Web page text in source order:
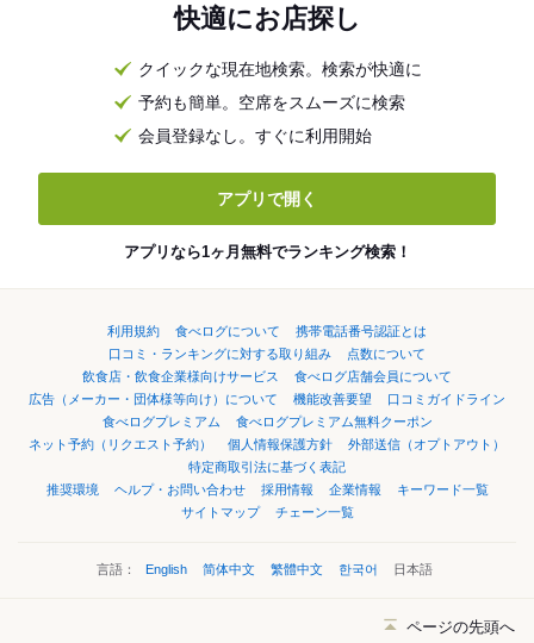
快適にお店探し
クイックな現在地検索。検索が快適に
予約も簡単。空席をスムーズに検索
会員登録なし。すぐに利用開始
アプリで開く
アプリなら1ヶ月無料でランキング検索！
利用規約 食べログについて
携帯電話番号認証とは
口コミ・ランキングに対する取り組み
点数について
飲食店・飲食企業様向けサービス
食べログ店舗会員について
広告（メーカー・団体様等向け）について
機能改善要望
口コミガイドライン
食べログプレミアム
食べログプレミアム無料クーポン
ネット予約（リクエスト予約）
個人情報保護方針
外部送信（オプトアウト）
特定商取引法に基づく表記
推奨環境
ヘルプ・お問い合わせ 採用情報 企業情報
キーワード一覧
サイトマップ
チェーン一覧
言語： English 简体中文 繁體中文 한국어 日本語
ページの先頭へ